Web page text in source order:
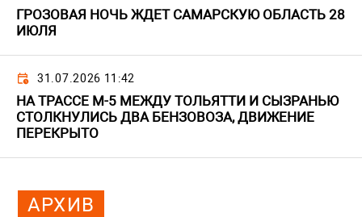
ГРОЗОВАЯ НОЧЬ ЖДЕТ САМАРСКУЮ ОБЛАСТЬ 28
ИЮЛЯ
31.07.2026 11:42
НА ТРАССЕ М-5 МЕЖДУ ТОЛЬЯТТИ И СЫЗРАНЬЮ
СТОЛКНУЛИСЬ ДВА БЕНЗОВОЗА, ДВИЖЕНИЕ
ПЕРЕКРЫТО
АРХИВ